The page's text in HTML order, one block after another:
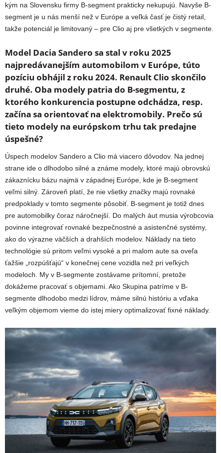
kým na Slovensku firmy B-segment prakticky nekupujú. Navyše B-
segment je u nás menší než v Európe a veľká časť je čistý retail,
takže potenciál je limitovaný – pre Clio aj pre všetkých v segmente.
Model Dacia Sandero sa stal v roku 2025
najpredávanejším automobilom v Európe, túto
pozíciu obhájil z roku 2024. Renault Clio skončilo
druhé. Oba modely patria do B-segmentu, z
ktorého konkurencia postupne odchádza, resp.
začína sa orientovať na elektromobily. Prečo sú
tieto modely na európskom trhu tak predajne
úspešné?
Úspech modelov Sandero a Clio má viacero dôvodov. Na jednej
strane ide o dlhodobo silné a známe modely, ktoré majú obrovskú
zákaznícku bázu najmä v západnej Európe, kde je B-segment
veľmi silný. Zároveň platí, že nie všetky značky majú rovnaké
predpoklady v tomto segmente pôsobiť. B-segment je totiž dnes
pre automobilky čoraz náročnejší. Do malých áut musia výrobcovia
povinne integrovať rovnaké bezpečnostné a asistenčné systémy,
ako do výrazne väčších a drahších modelov. Náklady na tieto
technológie sú pritom veľmi vysoké a pri malom aute sa oveľa
ťažšie „rozpúšťajú“ v konečnej cene vozidla než pri veľkých
modeloch. My v B-segmente zostávame prítomní, pretože
dokážeme pracovať s objemami. Ako Skupina patríme v B-
segmente dlhodobo medzi lídrov, máme silnú históriu a vďaka
veľkým objemom vieme do istej miery optimalizovať fixné náklady.